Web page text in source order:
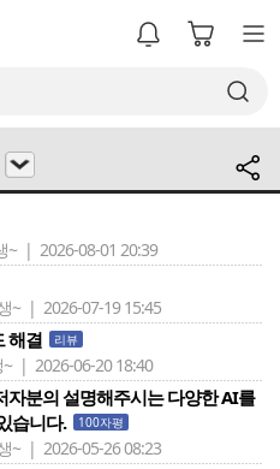
~ | 2026-08-01 20:39
~ | 2026-07-19 15:45
해결 리뷰
~ | 2026-06-20 18:40
자분의 설명해주시는 다양한 AI를
습니다.
100자평
~ | 2026-05-26 08:23